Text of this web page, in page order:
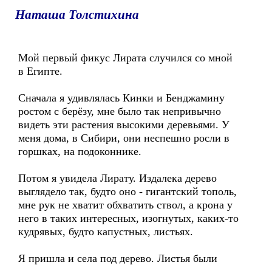
Наташа Толстихина
Мой первый фикус Лирата случился со мной
в Египте.
Сначала я удивлялась Кинки и Бенджамину
ростом с берёзу, мне было так непривычно
видеть эти растения высокими деревьями. У
меня дома, в Сибири, они неспешно росли в
горшках, на подоконнике.
Потом я увидела Лирату. Издалека дерево
выглядело так, будто оно - гигантский тополь,
мне рук не хватит обхватить ствол, а крона у
него в таких интересных, изогнутых, каких-то
кудрявых, будто капустных, листьях.
Я пришла и села под дерево. Листья были